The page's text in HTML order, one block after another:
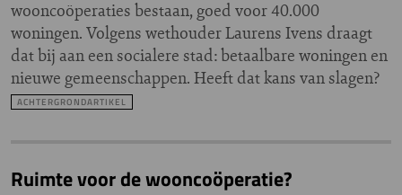
wooncoöperaties bestaan, goed voor 40.000
woningen. Volgens wethouder Laurens Ivens draagt
dat bij aan een socialere stad: betaalbare woningen en
nieuwe gemeenschappen. Heeft dat kans van slagen?
ACHTERGRONDARTIKEL
Ruimte voor de wooncoöperatie?